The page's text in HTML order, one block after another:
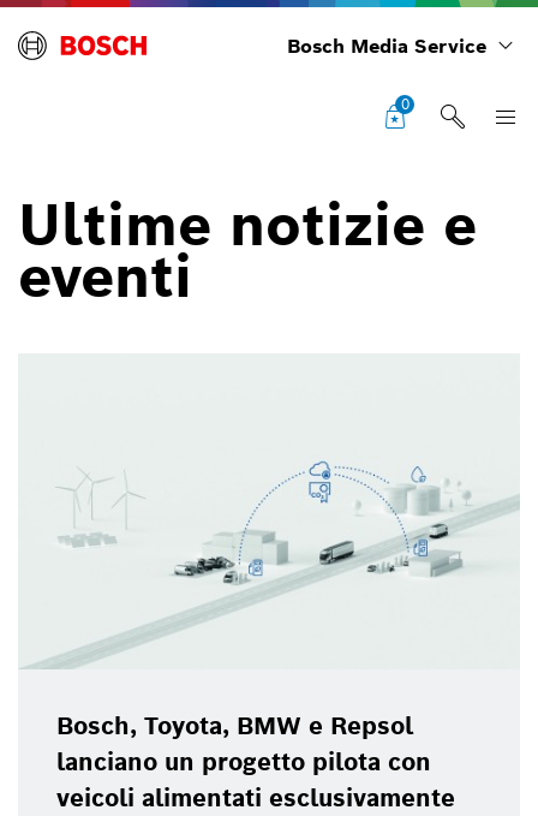
Bosch Media Service
0
Ultime notizie e
eventi
Bosch, Toyota, BMW e Repsol
lanciano un progetto pilota con
veicoli alimentati esclusivamente